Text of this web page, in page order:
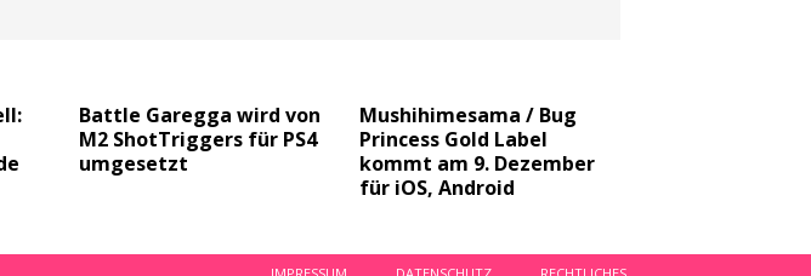
Battle Garegga wird von
M2 ShotTriggers für PS4
umgesetzt
Mushihimesama / Bug
Princess Gold Label
kommt am 9. Dezember
für iOS, Android